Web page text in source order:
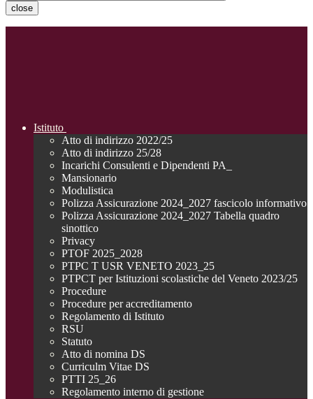
close
Istituto
Atto di indirizzo 2022/25
Atto di indirizzo 25/28
Incarichi Consulenti e Dipendenti PA_
Mansionario
Modulistica
Polizza Assicurazione 2024_2027 fascicolo informativo
Polizza Assicurazione 2024_2027 Tabella quadro
sinottico
Privacy
PTOF 2025_2028
PTPC T USR VENETO 2023_25
PTPCT per Istituzioni scolastiche del Veneto 2023/25
Procedure
Procedure per accreditamento
Regolamento di Istituto
RSU
Statuto
Atto di nomina DS
Curriculm Vitae DS
PTTI 25_26
Regolamento interno di gestione